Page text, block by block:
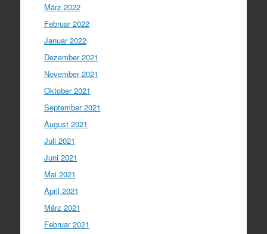
März 2022
Februar 2022
Januar 2022
Dezember 2021
November 2021
Oktober 2021
September 2021
August 2021
Juli 2021
Juni 2021
Mai 2021
April 2021
März 2021
Februar 2021